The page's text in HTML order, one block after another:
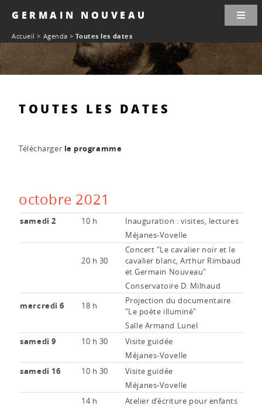
GERMAIN NOUVEAU
Accueil > Agenda >Toutes les dates
TOUTES LES DATES
Télécharger le programme
octobre 2021
samedi 2 10 h
Inauguration : visites, lectures
Méjanes-Vovelle
20 h 30
Concert "Le cavalier noir et le
cavalier blanc, Arthur Rimbaud
et Germain Nouveau"
Conservatoire D. Milhaud
mercredi 6 18 h
Projection du documentaire
"Le poète illuminé"
Salle Armand Lunel
samedi 9 10 h 30
Visite guidée
Méjanes-Vovelle
samedi 16 10 h 30
Visite guidée
Méjanes-Vovelle
14 h
Atelier d’écriture pour enfants